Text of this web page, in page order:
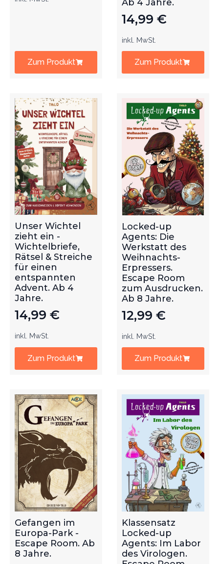
Zum Produkt
Ab 4 Jahre.
14,99 €
inkl. MwSt.
Zum Produkt
Unser Wichtel
zieht ein -
Wichtelbriefe,
Rätsel & Streiche
für einen
entspannten
Advent. Ab 4
Jahre.
14,99 €
inkl. MwSt.
Zum Produkt
Locked-up
Agents: Die
Werkstatt des
Weihnachts-
Erpressers.
Escape Room
zum Ausdrucken.
Ab 8 Jahre.
12,99 €
inkl. MwSt.
Zum Produkt
Gefangen im
Europa-Park -
Escape Room. Ab
8 Jahre.
Klassensatz
Locked-up
Agents: Im Labor
des Virologen.